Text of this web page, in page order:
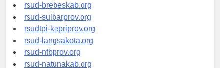
rsudkoja-jakarta.org
rsud-brebeskab.org
rsud-sulbarprov.org
rsudtpi-kepriprov.org
rsud-langsakota.org
rsud-ntbprov.org